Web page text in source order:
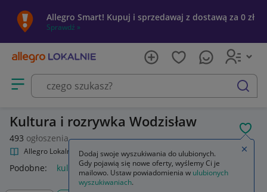
Allegro Smart! Kupuj i sprzedawaj z dostawą za 0 zł
Sprawdź »
Otwórz menu z kategoriami
szukaj
Kultura i rozrywka Wodzisław
493 ogłoszenia
Allegro Lokalnie Kultura i rozrywka
Podobne: kultura i rozrywka
Dodaj swoje wyszukiwania do ulubionych.
Gdy pojawią się nowe oferty, wyślemy Ci je
mailowo. Ustaw powiadomienia w ulubionych
wyszukiwaniach.